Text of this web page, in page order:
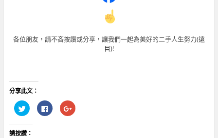
各位朋友，請不吝按讚或分享，讓我們一起為美好的二手人生努力(遠
目)!
分享此文：
分
享
T
w
i
按
一
點
擊
請按讚：